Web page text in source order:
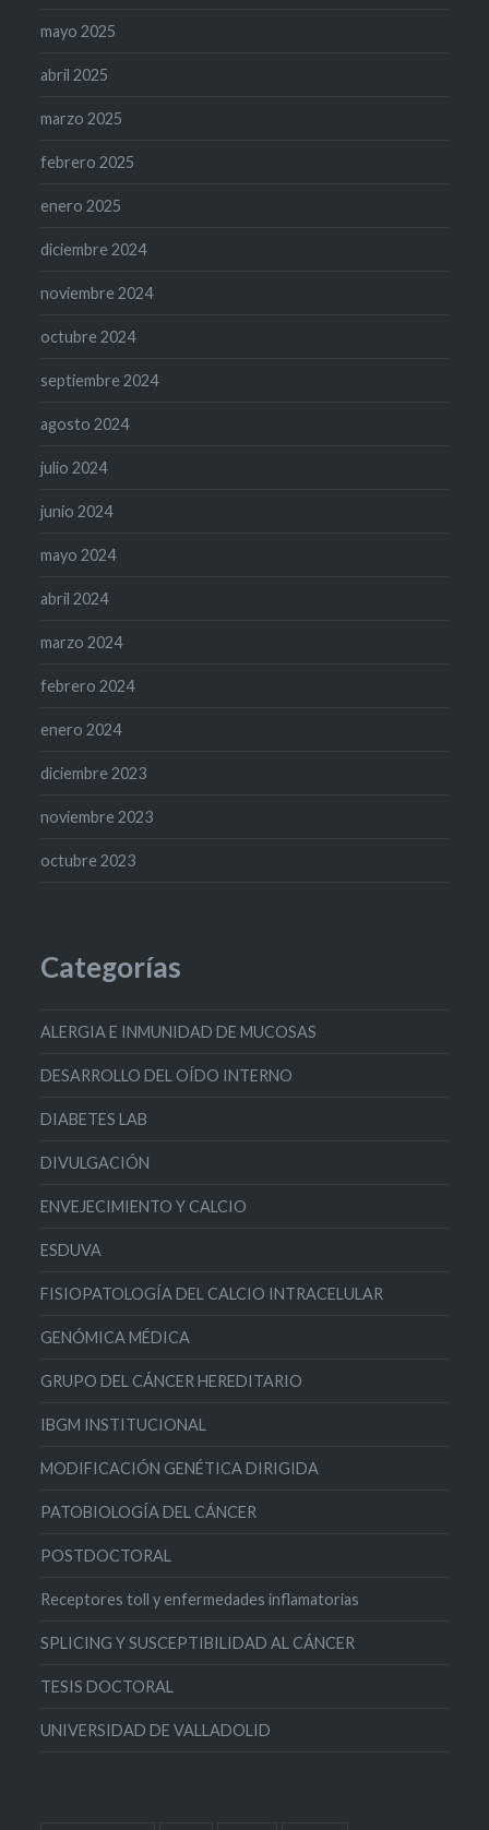
mayo 2025
abril 2025
marzo 2025
febrero 2025
enero 2025
diciembre 2024
noviembre 2024
octubre 2024
septiembre 2024
agosto 2024
julio 2024
junio 2024
mayo 2024
abril 2024
marzo 2024
febrero 2024
enero 2024
diciembre 2023
noviembre 2023
octubre 2023
Categorías
ALERGIA E INMUNIDAD DE MUCOSAS
DESARROLLO DEL OÍDO INTERNO
DIABETES LAB
DIVULGACIÓN
ENVEJECIMIENTO Y CALCIO
ESDUVA
FISIOPATOLOGÍA DEL CALCIO INTRACELULAR
GENÓMICA MÉDICA
GRUPO DEL CÁNCER HEREDITARIO
IBGM INSTITUCIONAL
MODIFICACIÓN GENÉTICA DIRIGIDA
PATOBIOLOGÍA DEL CÁNCER
POSTDOCTORAL
Receptores toll y enfermedades inflamatorias
SPLICING Y SUSCEPTIBILIDAD AL CÁNCER
TESIS DOCTORAL
UNIVERSIDAD DE VALLADOLID